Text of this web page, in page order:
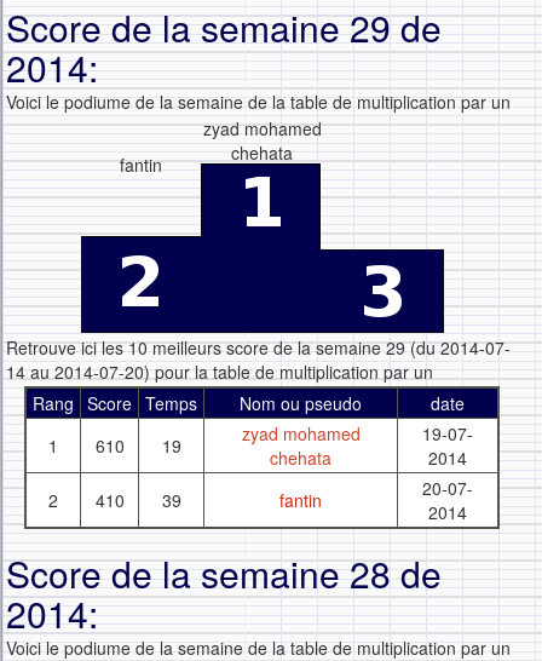
Score de la semaine 29 de
2014:
Voici le podiume de la semaine de la table de multiplication par un
fantin
zyad mohamed
chehata
Retrouve ici les 10 meilleurs score de la semaine 29 (du 2014-07-
14 au 2014-07-20) pour la table de multiplication par un
Rang Score Temps Nom ou pseudo
date
1
610 19
zyad mohamed
chehata
19-07-
2014
2
410 39 fantin
20-07-
2014
Score de la semaine 28 de
2014:
Voici le podiume de la semaine de la table de multiplication par un